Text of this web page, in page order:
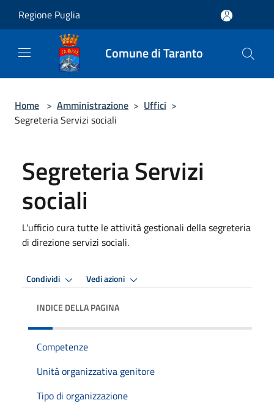
Regione Puglia
Comune di Taranto
Home > Amministrazione > Uffici >
Segreteria Servizi sociali
Segreteria Servizi
sociali
L'ufficio cura tutte le attività gestionali della segreteria
di direzione servizi sociali.
Condividi Vedi azioni
INDICE DELLA PAGINA
Competenze
Unità organizzativa genitore
Tipo di organizzazione